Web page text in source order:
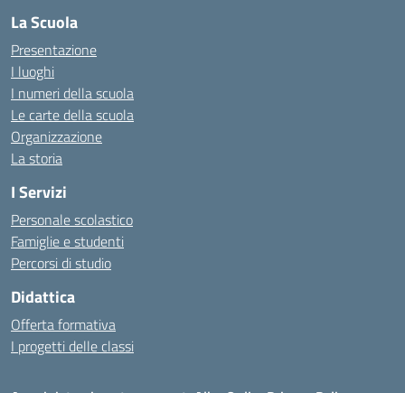
La Scuola
Presentazione
I luoghi
I numeri della scuola
Le carte della scuola
Organizzazione
La storia
I Servizi
Personale scolastico
Famiglie e studenti
Percorsi di studio
Didattica
Offerta formativa
I progetti delle classi